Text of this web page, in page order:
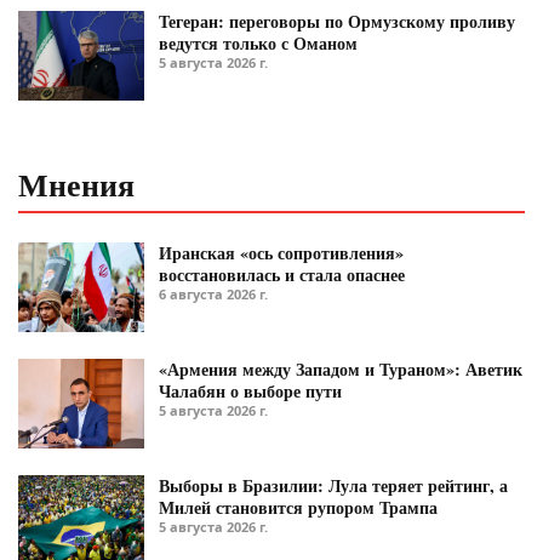
Тегеран: переговоры по Ормузскому проливу
ведутся только с Оманом
5 августа 2026 г.
Мнения
Иранская «ось сопротивления»
восстановилась и стала опаснее
6 августа 2026 г.
«Армения между Западом и Тураном»: Аветик
Чалабян о выборе пути
5 августа 2026 г.
Выборы в Бразилии: Лула теряет рейтинг, а
Милей становится рупором Трампа
5 августа 2026 г.